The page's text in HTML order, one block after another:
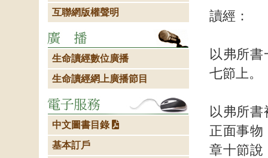
讀經：
以弗所
七節上。
以弗所
正面事物
章十節說
互聯網版權聲明
生命讀經數位廣播
生命讀經網上廣播節目
中文圖書目錄
基本訂戶